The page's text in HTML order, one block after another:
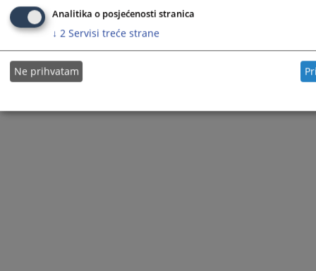
Analitika o posjećenosti stranica
↓ 2 Servisi treće strane
Ne prihvatam